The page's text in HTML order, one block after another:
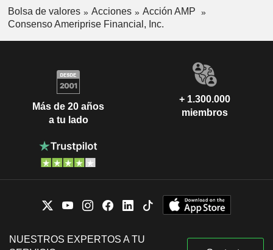
Bolsa de valores Acciones
Acción AMP
Consenso Ameriprise Financial, Inc.
Más de 20 años
a tu lado
+ 1.300.000
miembros
NUESTROS EXPERTOS A TU